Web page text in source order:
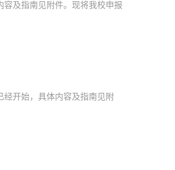
容及指南见附件。现将我校申报
经开始，具体内容及指南见附